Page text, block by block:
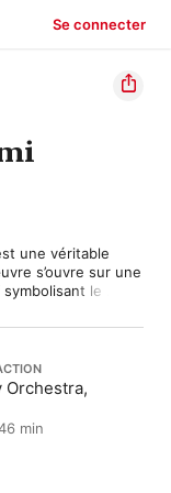
Se connecter
une véritable
s’ouvre sur une
le
le compositeur
une œuvre, et
dans le
de l’idée de
de continuer à
à la
s’éloigne
du destin pour
Orchestra,
min